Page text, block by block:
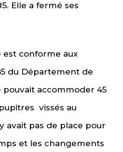
Elle a fermé ses
est conforme aux
du Département de
pouvait accommoder 45
vissés au
avait pas de place pour
et les changements